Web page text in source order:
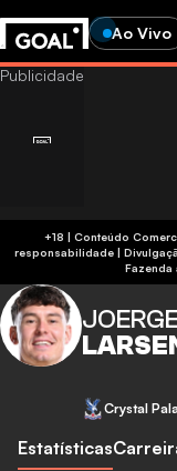
Ao Vivo
+18 | Conteúdo Comercial | Aplicam-se termos e condições | Jogue com
responsabilidade|
Fazenda
Crystal
Estatísticas